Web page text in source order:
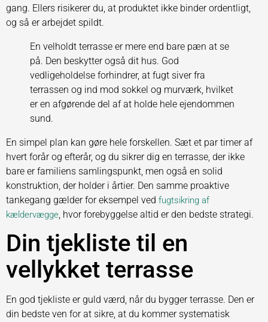
gang. Ellers risikerer du, at produktet ikke binder ordentligt,
og så er arbejdet spildt.
En velholdt terrasse er mere end bare pæn at se
på. Den beskytter også dit hus. God
vedligeholdelse forhindrer, at fugt siver fra
terrassen og ind mod sokkel og murværk, hvilket
er en afgørende del af at holde hele ejendommen
sund.
En simpel plan kan gøre hele forskellen. Sæt et par timer af
hvert forår og efterår, og du sikrer dig en terrasse, der ikke
bare er familiens samlingspunkt, men også en solid
konstruktion, der holder i årtier. Den samme proaktive
tankegang gælder for eksempel ved fugtsikring af
kældervægge , hvor forebyggelse altid er den bedste strategi.
Din tjekliste til en
vellykket terrasse
En god tjekliste er guld værd, når du bygger terrasse. Den er
din bedste ven for at sikre, at du kommer systematisk